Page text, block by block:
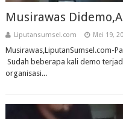
Musirawas
Liputansumsel.com Mei 19,
Musirawas,LiputanSumsel.com-
Sudah beberapa kali demo
organisasi...